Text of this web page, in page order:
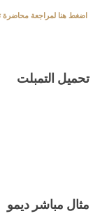
اضغط هنا لمراجعة محاضرة
تحميل التمبلت
مثال مباشر ديمو